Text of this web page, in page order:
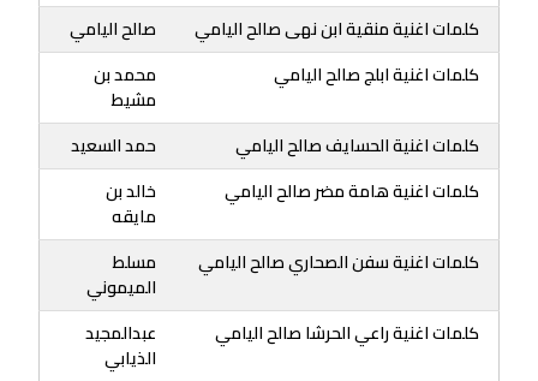
كلمات اغنية منقية ابن نهى صالح اليامي
صالح اليامي
كلمات اغنية ابلج صالح اليامي
محمد بن
مشيط
كلمات اغنية الحسايف صالح اليامي
حمد السعيد
كلمات اغنية هامة مضر صالح اليامي
خالد بن
مايقه
كلمات اغنية سفن الصحاري صالح اليامي
مسلط
الميموني
كلمات اغنية راعي الحرشا صالح اليامي
عبدالمجيد
الذيابي